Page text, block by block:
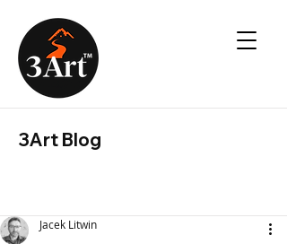
3Art Blog
Jacek Litwin